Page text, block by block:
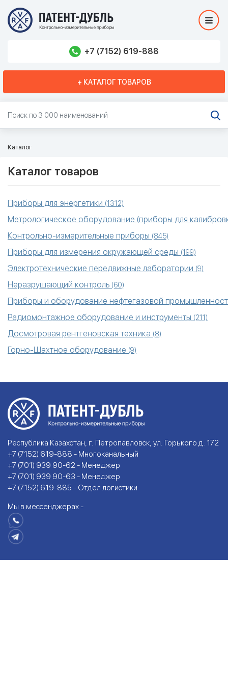
+7 (7152) 619-888
+ КАТАЛОГ ТОВАРОВ
Каталог
Каталог товаров
Приборы для энергетики (1312)
Метрологическое оборудование (приборы для
Контрольно-измерительные приборы (845)
Приборы для измерения окружающей среды (199)
Электротехнические передвижные лаборатории (9)
Неразрушающий контроль (60)
Приборы и оборудование нефтегазовой
Радиомонтажное оборудование и инструменты (211)
Досмотровая рентгеновская техника (8)
Горно-Шахтное оборудование (9)
Республика Казахстан, г. Петропавловск, ул. Горького д. 172
+7 (7152) 619-888 - Многоканальный
+7 (701) 939 90-62 - Менеджер
+7 (701) 939 90-63 - Менеджер
+7 (7152) 619-885 - Отдел логистики
Мы в мессенджерах -